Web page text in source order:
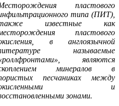
пластового
типа (ПИТ),
известные как
пластового
в англоязычной
называемые
являются
минералов в
песчаниках между
и
зонами.